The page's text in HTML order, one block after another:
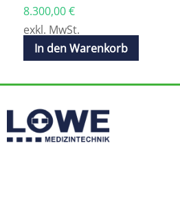
8.300,00€
exkl. MwSt.
In den Warenkorb